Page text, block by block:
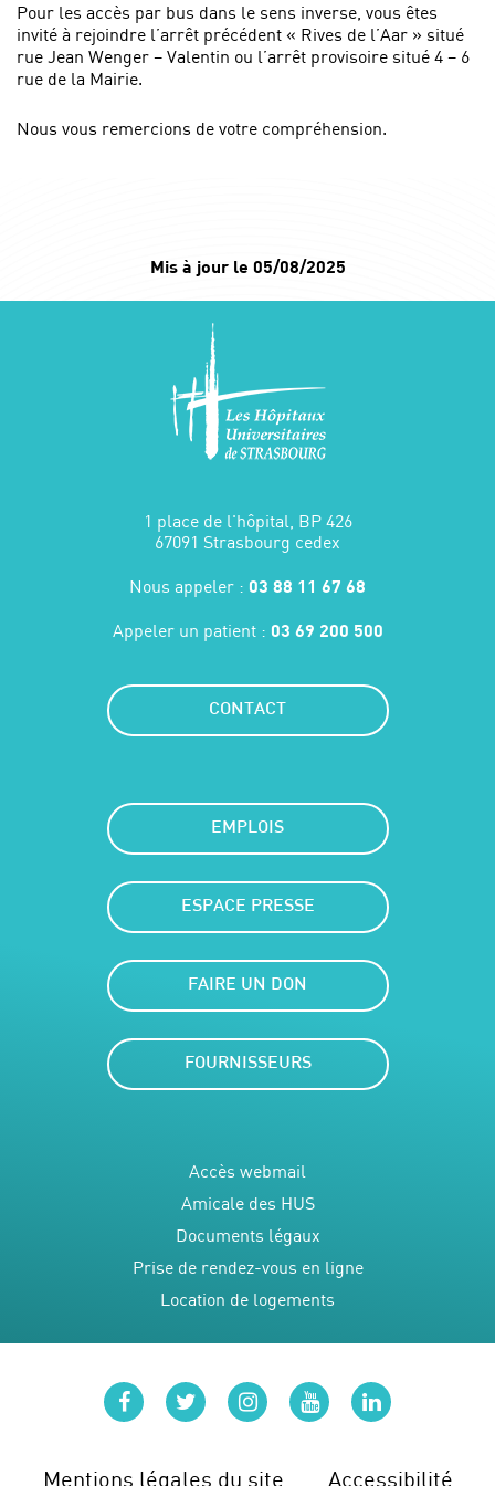
Pour les accès par bus dans le sens inverse, vous êtes
invité à rejoindre l’arrêt précédent « Rives de l’Aar » situé
rue Jean Wenger – Valentin ou l’arrêt provisoire situé 4 – 6
rue de la Mairie.
Nous vous remercions de votre compréhension.
Mis à jour le 05/08/2025
1 place de l'hôpital, BP 426
67091 Strasbourg cedex
Nous appeler : 03 88 11 67 68
Appeler un patient : 03 69 200 500
CONTACT
EMPLOIS
ESPACE PRESSE
FAIRE UN DON
FOURNISSEURS
Accès webmail
Amicale des HUS
Documents légaux
Prise de rendez-vous en ligne
Location de logements
Mentions légales du site Accessibilité
facebooktwitterinstagram
youtubelinkedin